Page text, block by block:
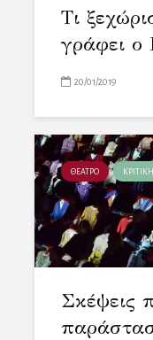
Τι
γράφει ο
20/01/2019
ΘΕΑΤΡΟ ΚΡΙΤΙΚΗ
Σκέψεις